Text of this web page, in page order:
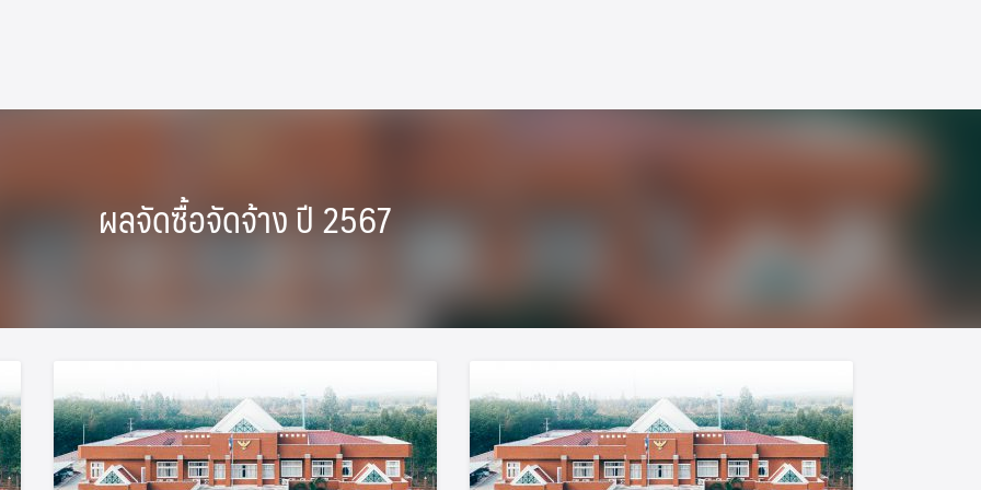
ผลจัดซื้อจัดจ้าง ปี 2567